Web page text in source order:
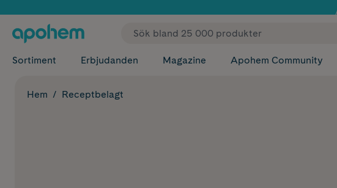
✓ Fri frakt
Sortiment Erbjudanden Magazine Apohem Community
Hem Receptbelagt